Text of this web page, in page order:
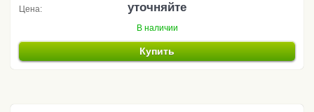
Цена: уточняйте
В наличии
Купить